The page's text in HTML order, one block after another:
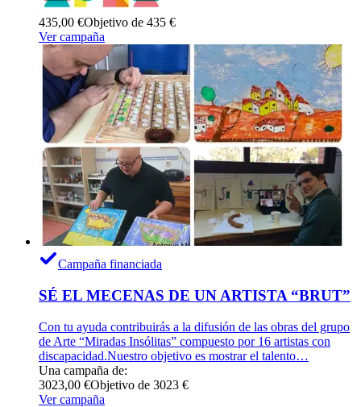
435,00 €Objetivo de 435 €
Ver campaña
Campaña financiada
SÉ EL MECENAS DE UN ARTISTA “BRUT”
Con tu ayuda contribuirás a la difusión de las obras del grupo
de Arte “Miradas Insólitas” compuesto por 16 artistas con
discapacidad.Nuestro objetivo es mostrar el talento…
Una campaña de:
3023,00 €Objetivo de 3023 €
Ver campaña